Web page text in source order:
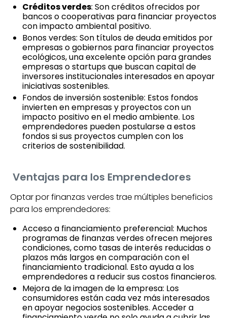
Créditos verdes: Son créditos ofrecidos por
bancos o cooperativas para financiar proyectos
con impacto ambiental positivo.
Bonos verdes: Son títulos de deuda emitidos por
empresas o gobiernos para financiar proyectos
ecológicos, una excelente opción para grandes
empresas o startups que buscan capital de
inversores institucionales interesados en apoyar
iniciativas sostenibles.
Fondos de inversión sostenible: Estos fondos
invierten en empresas y proyectos con un
impacto positivo en el medio ambiente. Los
emprendedores pueden postularse a estos
fondos si sus proyectos cumplen con los
criterios de sostenibilidad.
Ventajas para los Emprendedores
Optar por finanzas verdes trae múltiples beneficios
para los emprendedores:
Acceso a financiamiento preferencial: Muchos
programas de finanzas verdes ofrecen mejores
condiciones, como tasas de interés reducidas o
plazos más largos en comparación con el
financiamiento tradicional. Esto ayuda a los
emprendedores a reducir sus costos financieros.
Mejora de la imagen de la empresa: Los
consumidores están cada vez más interesados
en apoyar negocios sostenibles. Acceder a